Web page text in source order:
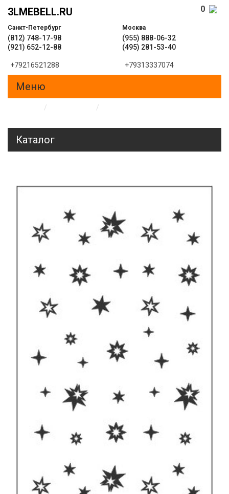
3LMEBELL.RU
Санкт-Петербург
(812) 748-17-98
(921) 652-12-88
+79216521288
Москва
(955) 888-06-32
(495) 281-53-40
+79313337074
0
Меню
/ /
Каталог